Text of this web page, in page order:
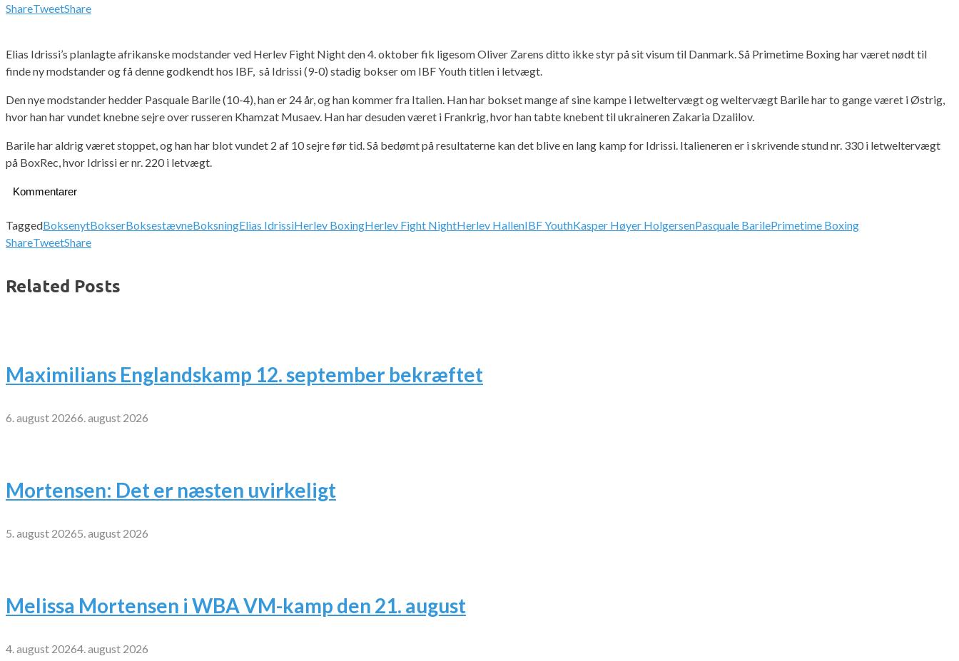
ShareTweetShare
Elias Idrissi’s planlagte afrikanske modstander ved Herlev Fight Night den 4. oktober fik ligesom Oliver Zarens ditto ikke styr på sit visum til Danmark. Så Primetime Boxing har været nødt til
finde ny modstander og få denne godkendt hos IBF, så Idrissi (9-0) stadig bokser om IBF Youth titlen i letvægt.
Den nye modstander hedder Pasquale Barile (10-4), han er 24 år, og han kommer fra Italien. Han har bokset mange af sine kampe i letweltervægt og weltervægt Barile har to gange været i Østrig,
hvor han har vundet knebne sejre over russeren Khamzat Musaev. Han har desuden været i Frankrig, hvor han tabte knebent til ukraineren Zakaria Dzalilov.
Barile har aldrig været stoppet, og han har blot vundet 2 af 10 sejre før tid. Så bedømt på resultaterne kan det blive en lang kamp for Idrissi. Italieneren er i skrivende stund nr. 330 i letweltervægt
på BoxRec, hvor Idrissi er nr. 220 i letvægt.
Kommentarer
TaggedBoksenytBokserBoksestævneBoksningElias IdrissiHerlev BoxingHerlev Fight NightHerlev HallenIBF YouthKasper Høyer HolgersenPasquale BarilePrimetime Boxing
ShareTweetShare
Related Posts
Maximilians Englandskamp 12. september bekræftet
6. august 20266. august 2026
Mortensen: Det er næsten uvirkeligt
5. august 20265. august 2026
Melissa Mortensen i WBA VM-kamp den 21. august
4. august 20264. august 2026